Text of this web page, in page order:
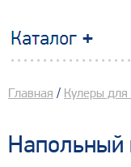
Главная / Кулеры
Напольный